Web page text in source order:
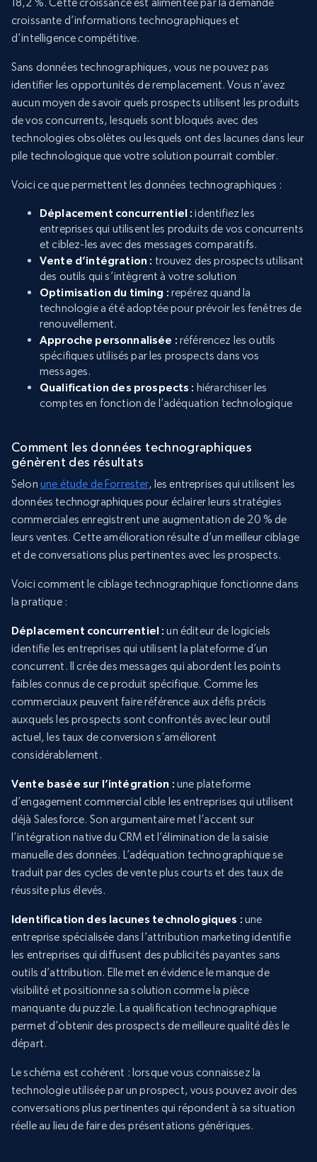
croissante d’informations technographiques et
d’intelligence compétitive.
Sans données technographiques, vous ne pouvez pas
identifier les opportunités de remplacement. Vous n’avez
aucun moyen de savoir quels prospects utilisent les produits
de vos concurrents, lesquels sont bloqués avec des
technologies obsolètes ou lesquels ont des lacunes dans leur
pile technologique que votre solution pourrait combler.
Voici ce que permettent les données technographiques :
Déplacement concurrentiel : identifiez les
entreprises qui utilisent les produits de vos concurrents
et ciblez-les avec des messages comparatifs.
Vente d’intégration : trouvez des prospects utilisant
des outils qui s’intègrent à votre solution
Optimisation du timing : repérez quand la
technologie a été adoptée pour prévoir les fenêtres de
renouvellement.
Approche personnalisée : référencez les outils
spécifiques utilisés par les prospects dans vos
messages.
Qualification des prospects : hiérarchiser les
comptes en fonction de l’adéquation technologique
Comment les données technographiques
génèrent des résultats
Selon une étude de Forrester, les entreprises qui utilisent les
données technographiques pour éclairer leurs stratégies
commerciales enregistrent une augmentation de 20 % de
leurs ventes. Cette amélioration résulte d’un meilleur ciblage
et de conversations plus pertinentes avec les prospects.
Voici comment le ciblage technographique fonctionne dans
la pratique :
Déplacement concurrentiel : un éditeur de logiciels
identifie les entreprises qui utilisent la plateforme d’un
concurrent. Il crée des messages qui abordent les points
faibles connus de ce produit spécifique. Comme les
commerciaux peuvent faire référence aux défis précis
auxquels les prospects sont confrontés avec leur outil
actuel, les taux de conversion s’améliorent
considérablement.
Vente basée sur l’intégration : une plateforme
d’engagement commercial cible les entreprises qui utilisent
déjà Salesforce. Son argumentaire met l’accent sur
l’intégration native du CRM et l’élimination de la saisie
manuelle des données. L’adéquation technographique se
traduit par des cycles de vente plus courts et des taux de
réussite plus élevés.
Identification des lacunes technologiques : une
entreprise spécialisée dans l’attribution marketing identifie
les entreprises qui diffusent des publicités payantes sans
outils d’attribution. Elle met en évidence le manque de
visibilité et positionne sa solution comme la pièce
manquante du puzzle. La qualification technographique
permet d’obtenir des prospects de meilleure qualité dès le
départ.
Le schéma est cohérent : lorsque vous connaissez la
technologie utilisée par un prospect, vous pouvez avoir des
conversations plus pertinentes qui répondent à sa situation
réelle au lieu de faire des présentations génériques.